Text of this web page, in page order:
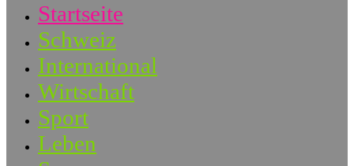
Startseite
Schweiz
International
Wirtschaft
Sport
Leben